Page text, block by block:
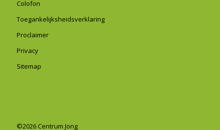
Colofon
Toegankelijksheidsverklaring
Proclaimer
Privacy
Sitemap
©2026 Centrum Jong